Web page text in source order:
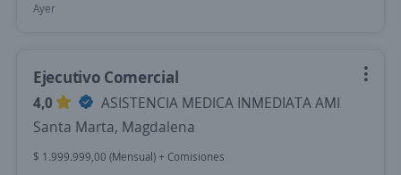
Ayer
Ejecutivo Comercial
4,0
ASISTENCIA MEDICA INMEDIATA AMI
Santa Marta, Magdalena
$ 1.999.999,00 (Mensual) + Comisiones